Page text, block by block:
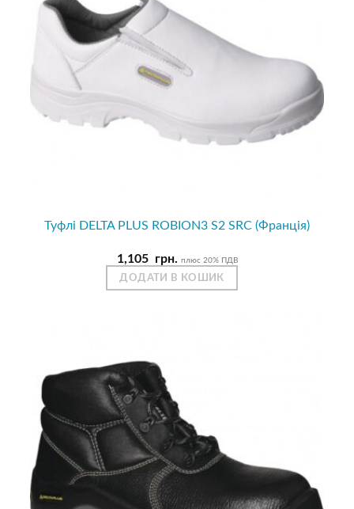
Туфлі DELTA PLUS ROBION3 S2 SRC (Франція)
1,105 грн. плюс 20% ПДВ
ДОДАТИ В КОШИК